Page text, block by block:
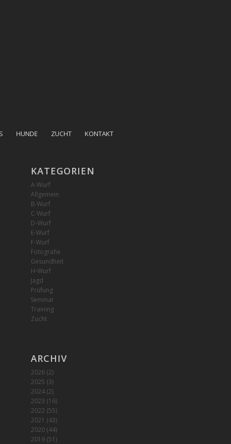
HUNDE ZUCHT KONTAKT
KATEGORIEN
A-Wurf
Allgemein
B-Wurf
C-Wurf
D-Wurf
E-Wurf
F-Wurf
Fotografie
Gesundheit
H-Wurf
Jagd
Prüfung
Seminar
Training
Zucht
ARCHIV
2026(2)
2025 (3)
2024(2)
2023 (16)
2022 (55)
2021 (43)
2020(44)
2019(51)